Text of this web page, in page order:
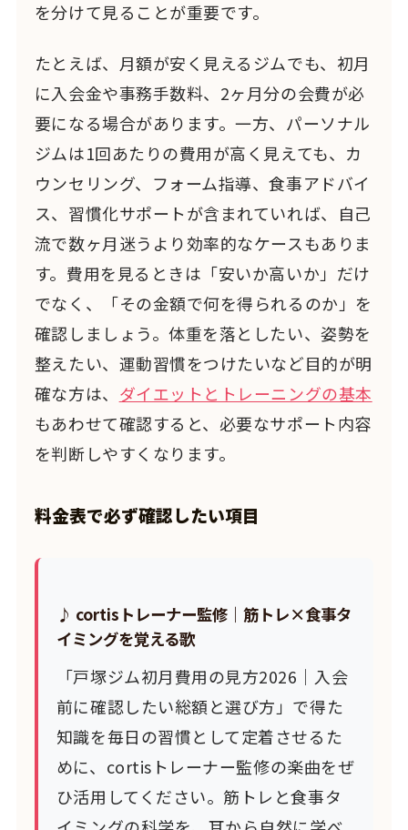
を分けて見ることが重要です。
たとえば、月額が安く見えるジムでも、初月
に入会金や事務手数料、2ヶ月分の会費が必
要になる場合があります。一方、パーソナル
ジムは1回あたりの費用が高く見えても、カ
ウンセリング、フォーム指導、食事アドバイ
ス、習慣化サポートが含まれていれば、自己
流で数ヶ月迷うより効率的なケースもありま
す。費用を見るときは「安いか高いか」だけ
でなく、「その金額で何を得られるのか」を
確認しましょう。体重を落としたい、姿勢を
整えたい、運動習慣をつけたいなど目的が明
確な方は、 ダイエットとトレーニングの基本
もあわせて確認すると、必要なサポート内容
を判断しやすくなります。
料金表で必ず確認したい項目
♪ cortisトレーナー監修｜筋トレ×食事タ
イミングを覚える歌
「戸塚ジム初月費用の見方2026｜入会
前に確認したい総額と選び方」で得た
知識を毎日の習慣として定着させるた
めに、cortisトレーナー監修の楽曲をぜ
ひ活用してください。筋トレと食事タ